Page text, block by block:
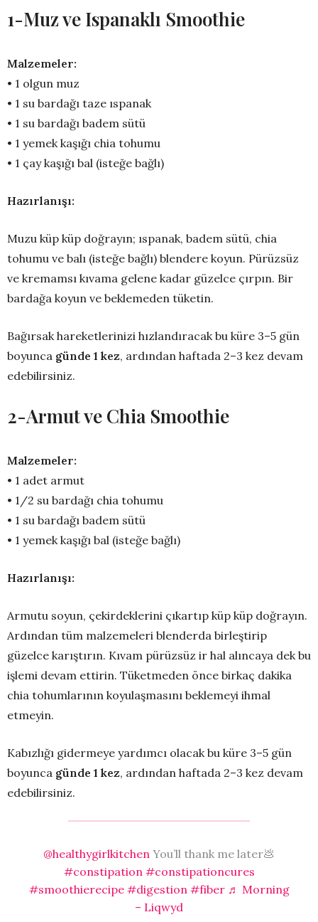
1-Muz ve Ispanaklı Smoothie
Malzemeler:
• 1 olgun muz
• 1 su bardağı taze ıspanak
• 1 su bardağı badem sütü
• 1 yemek kaşığı chia tohumu
• 1 çay kaşığı bal (isteğe bağlı)
Hazırlanışı:
Muzu küp küp doğrayın; ıspanak, badem sütü, chia
tohumu ve balı (isteğe bağlı) blendere koyun. Pürüzsüz
ve kremamsı kıvama gelene kadar güzelce çırpın. Bir
bardağa koyun ve beklemeden tüketin.
Bağırsak hareketlerinizi hızlandıracak bu küre 3–5 gün
boyunca günde 1 kez, ardından haftada 2–3 kez devam
edebilirsiniz.
2-Armut ve Chia Smoothie
Malzemeler:
• 1 adet armut
• 1/2 su bardağı chia tohumu
• 1 su bardağı badem sütü
• 1 yemek kaşığı bal (isteğe bağlı)
Hazırlanışı:
Armutu soyun, çekirdeklerini çıkartıp küp küp doğrayın.
Ardından tüm malzemeleri blenderda birleştirip
güzelce karıştırın. Kıvam pürüzsüz ir hal alıncaya dek bu
işlemi devam ettirin. Tüketmeden önce birkaç dakika
chia tohumlarının koyulaşmasını beklemeyi ihmal
etmeyin.
Kabızlığı gidermeye yardımcı olacak bu küre 3–5 gün
boyunca günde 1 kez, ardından haftada 2–3 kez devam
edebilirsiniz.
@healthygirlkitchen You’ll thank me later💩
#constipation #constipationcures
#smoothierecipe #digestion #fiber ♬ Morning
– Liqwyd